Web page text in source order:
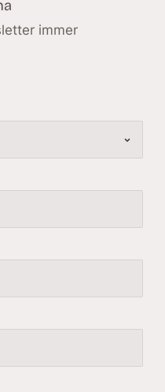
immer